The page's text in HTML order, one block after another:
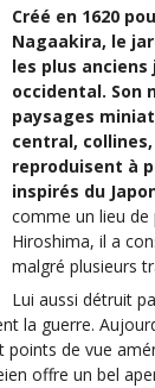
Créé en 1620
Nagaakira, le
les plus anciens
occidental. Son
paysages
central,
reproduisent à
inspirés du
comme un lieu de
Hiroshima, il a
malgré plusieurs
Lui aussi détruit
la guerre.
points de vue
offre un bel